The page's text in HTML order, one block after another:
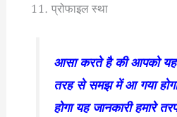
प्रोफाइल स्था
आसा करते है की आपको यह
तरह से समझ में आ गया
होगा यह जानकारी हमारे